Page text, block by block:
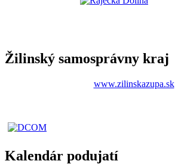
Žilinský samosprávny kraj
www.zilinskazupa.sk
Kalendár podujatí